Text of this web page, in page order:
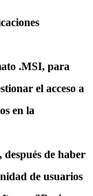
.MSI, para
el acceso a
en la
después de haber
de usuarios